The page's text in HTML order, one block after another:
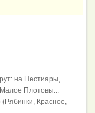
на Нестиары,
Плотовы...
Красное,